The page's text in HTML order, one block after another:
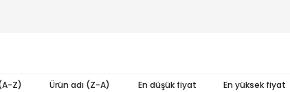
Z) Ürün adı (Z-A) En düşük fiyat En yüksek fiyat